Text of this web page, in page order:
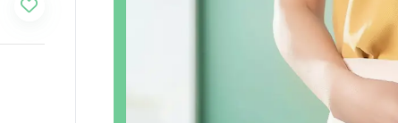
联系我们
消息
活动